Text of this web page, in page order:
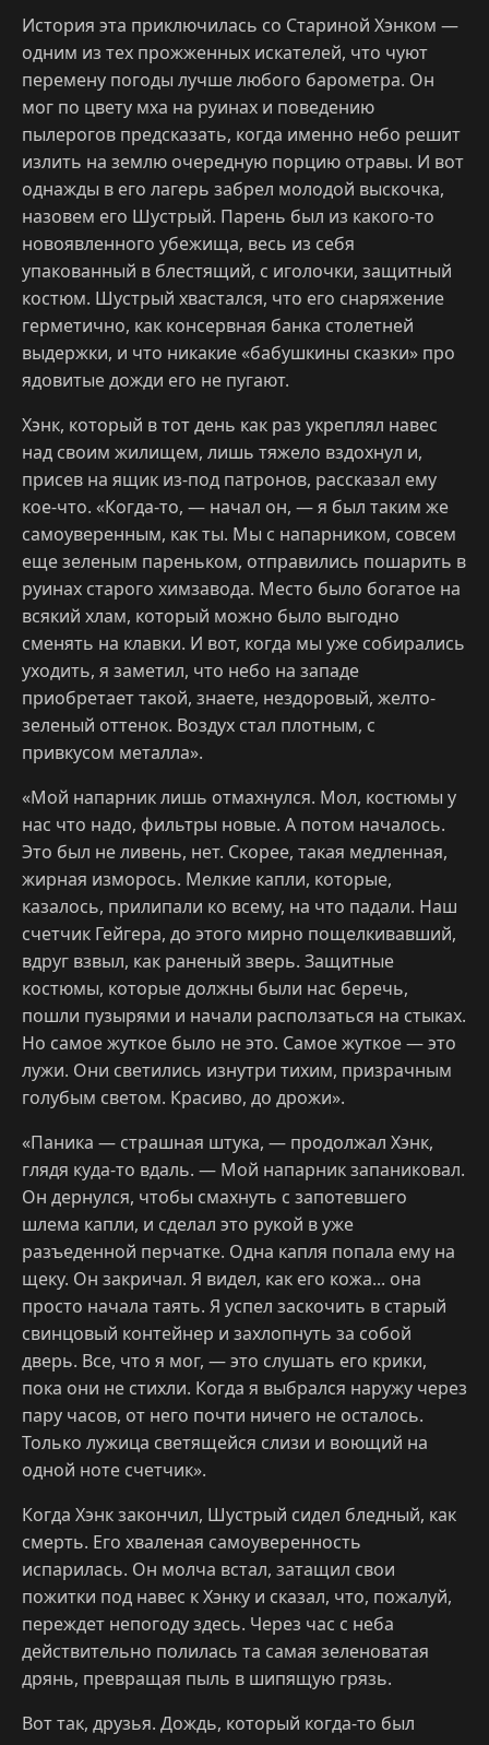
История эта приключилась со Стариной Хэнком —
одним из тех прожженных искателей, что чуют
перемену погоды лучше любого барометра. Он
мог по цвету мха на руинах и поведению
пылерогов предсказать, когда именно небо решит
излить на землю очередную порцию отравы. И вот
однажды в его лагерь забрел молодой выскочка,
назовем его Шустрый. Парень был из какого-то
новоявленного убежища, весь из себя
упакованный в блестящий, с иголочки, защитный
костюм. Шустрый хвастался, что его снаряжение
герметично, как консервная банка столетней
выдержки, и что никакие «бабушкины сказки» про
ядовитые дожди его не пугают.
Хэнк, который в тот день как раз укреплял навес
над своим жилищем, лишь тяжело вздохнул и,
присев на ящик из-под патронов, рассказал ему
кое-что. «Когда-то, — начал он, — я был таким же
самоуверенным, как ты. Мы с напарником, совсем
еще зеленым пареньком, отправились пошарить в
руинах старого химзавода. Место было богатое на
всякий хлам, который можно было выгодно
сменять на клавки. И вот, когда мы уже собирались
уходить, я заметил, что небо на западе
приобретает такой, знаете, нездоровый, желто-
зеленый оттенок. Воздух стал плотным, с
привкусом металла».
«Мой напарник лишь отмахнулся. Мол, костюмы у
нас что надо, фильтры новые. А потом началось.
Это был не ливень, нет. Скорее, такая медленная,
жирная изморось. Мелкие капли, которые,
казалось, прилипали ко всему, на что падали. Наш
счетчик Гейгера, до этого мирно пощелкивавший,
вдруг взвыл, как раненый зверь. Защитные
костюмы, которые должны были нас беречь,
пошли пузырями и начали расползаться на стыках.
Но самое жуткое было не это. Самое жуткое — это
лужи. Они светились изнутри тихим, призрачным
голубым светом. Красиво, до дрожи».
«Паника — страшная штука, — продолжал Хэнк,
глядя куда-то вдаль. — Мой напарник запаниковал.
Он дернулся, чтобы смахнуть с запотевшего
шлема капли, и сделал это рукой в уже
разъеденной перчатке. Одна капля попала ему на
щеку. Он закричал. Я видел, как его кожа... она
просто начала таять. Я успел заскочить в старый
свинцовый контейнер и захлопнуть за собой
дверь. Все, что я мог, — это слушать его крики,
пока они не стихли. Когда я выбрался наружу через
пару часов, от него почти ничего не осталось.
Только лужица светящейся слизи и воющий на
одной ноте счетчик».
Когда Хэнк закончил, Шустрый сидел бледный, как
смерть. Его хваленая самоуверенность
испарилась. Он молча встал, затащил свои
пожитки под навес к Хэнку и сказал, что, пожалуй,
переждет непогоду здесь. Через час с неба
действительно полилась та самая зеленоватая
дрянь, превращая пыль в шипящую грязь.
Вот так, друзья. Дождь, который когда-то был